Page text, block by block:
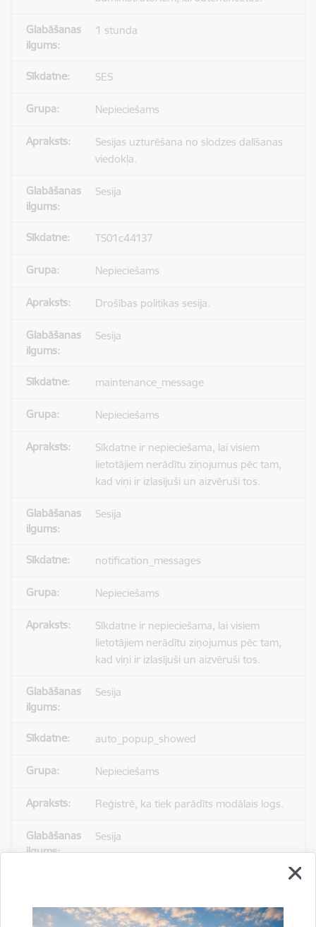
1 stunda
SES
Nepieciešams
Sesijas uzturēšana no slodzes dalīšanas
viedokļa.
Sesija
TS01c44137
Nepieciešams
Drošības politikas sesija.
Sesija
maintenance_message
Nepieciešams
Sīkdatne ir nepieciešama, lai visiem
lietotājiem nerādītu ziņojumus pēc tam,
kad viņi ir izlasījuši un aizvēruši tos.
Sesija
notification_messages
Nepieciešams
Sīkdatne ir nepieciešama, lai visiem
lietotājiem nerādītu ziņojumus pēc tam,
kad viņi ir izlasījuši un aizvēruši tos.
Sesija
auto_popup_showed
Nepieciešams
Reģistrē, ka tiek parādīts modālais logs.
Sesija
Statistikas sīkdatnes (nepieciešamas, lai